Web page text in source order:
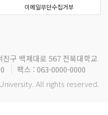
이메일무단수집거부
구 백제대로 567 전북대학교
팩스 : 063-0000-0000
All rights reserved.